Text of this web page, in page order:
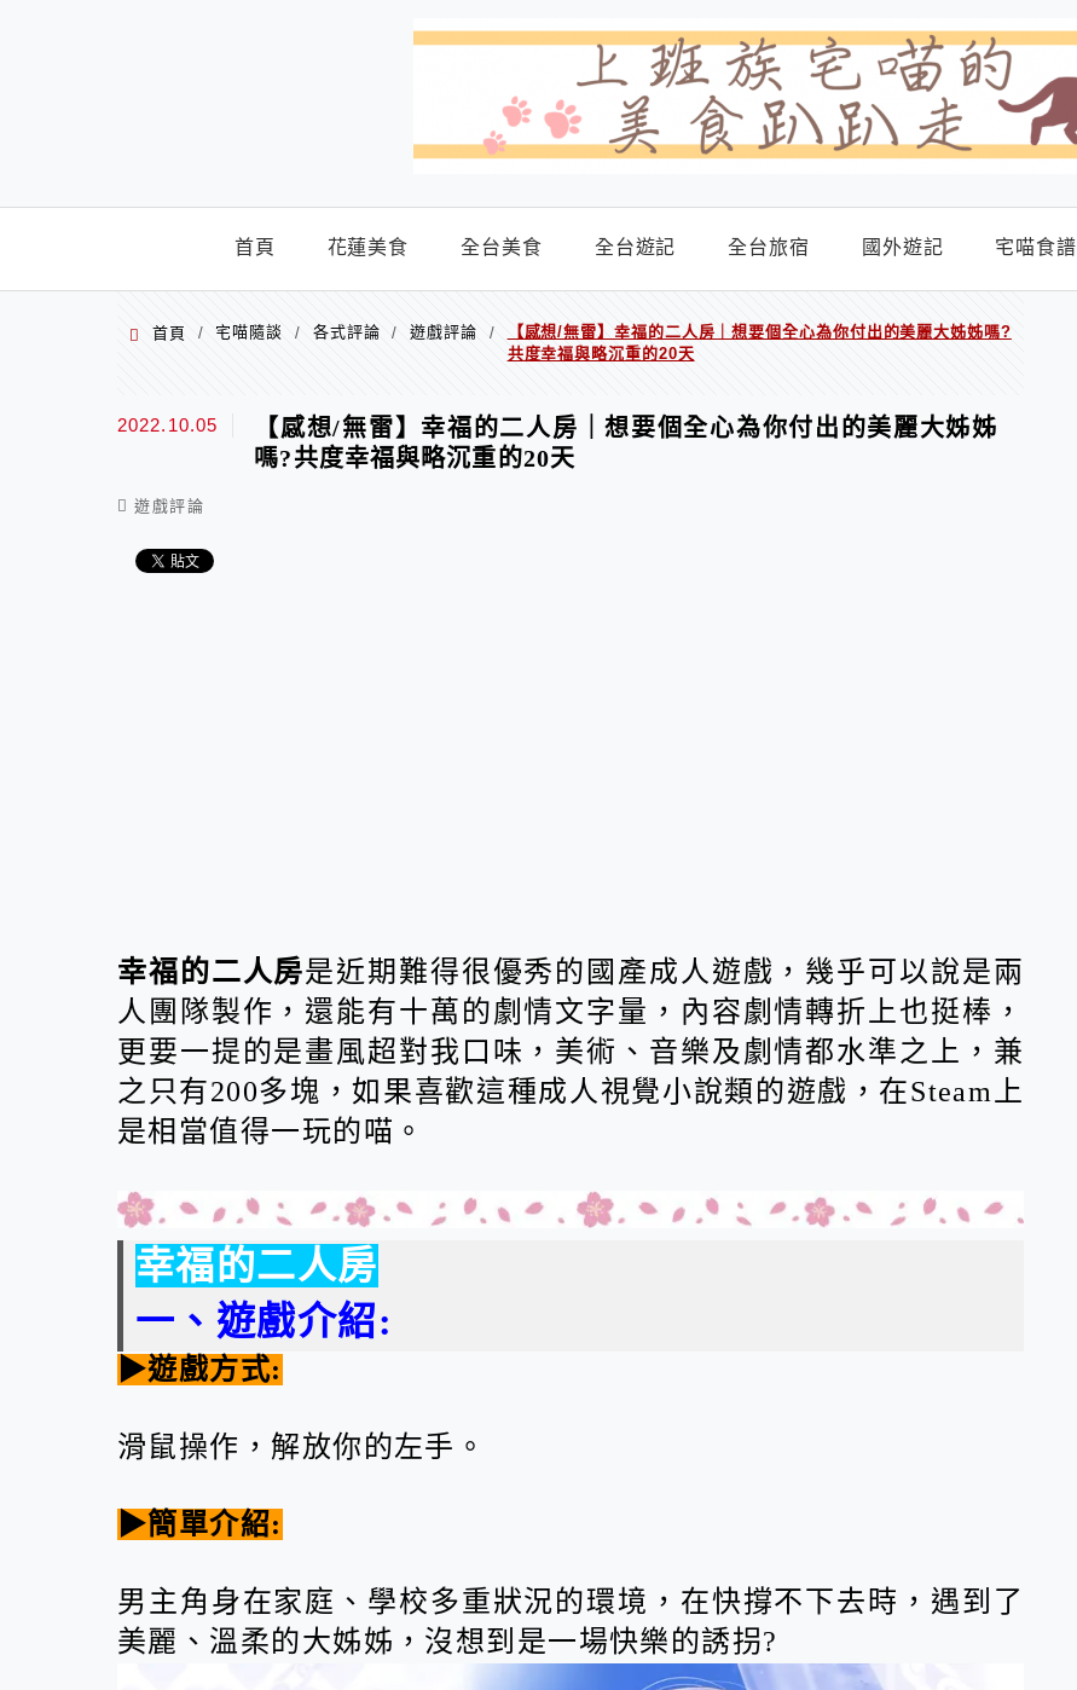
首頁 花蓮美食 全台美食 全台遊記 全台旅宿 國外遊記 宅喵食譜
首頁 / 宅喵隨談 / 各式評論 / 遊戲評論 /
【感想/無雷】幸福的二人房｜想要個全心為你付出的美麗大姊姊嗎?
共度幸福與略沉重的20天
2022.10.05
【感想/無雷】幸福的二人房｜想要個全心為你付出的美麗大姊姊
嗎?共度幸福與略沉重的20天
遊戲評論
幸福的二人房是近期難得很優秀的國產成人遊戲，幾乎可以說是兩
人團隊製作，還能有十萬的劇情文字量，內容劇情轉折上也挺棒，
更要一提的是畫風超對我口味，美術、音樂及劇情都水準之上，兼
之只有200多塊，如果喜歡這種成人視覺小說類的遊戲，在Steam上
是相當值得一玩的喵。
幸福的二人房
一、遊戲介紹:
▶遊戲方式:
滑鼠操作，解放你的左手。
▶簡單介紹:
男主角身在家庭、學校多重狀況的環境，在快撐不下去時，遇到了
美麗、溫柔的大姊姊，沒想到是一場快樂的誘拐?